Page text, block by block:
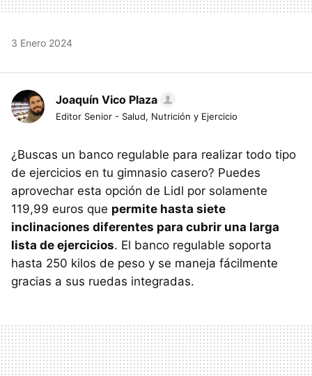
3 Enero 2024
Joaquín Vico Plaza
Editor Senior - Salud, Nutrición y Ejercicio
¿Buscas un banco regulable para realizar todo tipo
de ejercicios en tu gimnasio casero? Puedes
aprovechar esta opción de Lidl por solamente
119,99 euros que permite hasta siete
inclinaciones diferentes para cubrir una larga
lista de ejercicios. El banco regulable soporta
hasta 250 kilos de peso y se maneja fácilmente
gracias a sus ruedas integradas.